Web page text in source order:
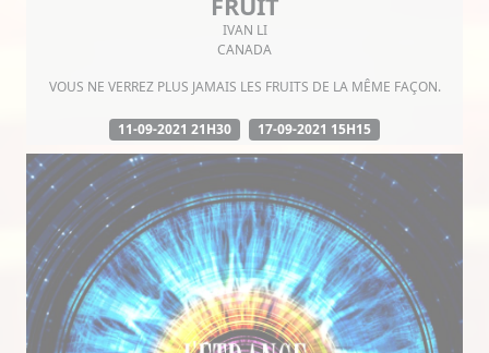
IVAN LI
CANADA
VOUS NE VERREZ PLUS JAMAIS LES FRUITS DE LA MÊME FAÇON.
11-09-2021 21H30 17-09-2021 15H15